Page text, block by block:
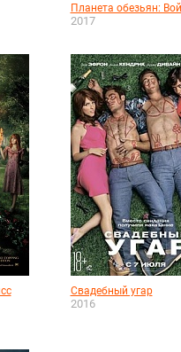
Планета обезьян:
2017
Свадебный угар
2016